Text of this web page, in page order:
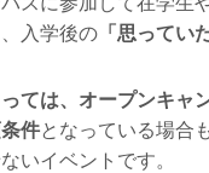
入学後の 「思ってい
ては、オープンキャ
件となっている場合
いイベントです。